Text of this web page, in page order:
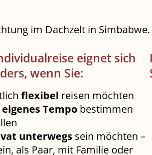
im Dachzelt in Simbabwe.
eignet sich
wenn Sie:
flexibel reisen möchten
eigenes Tempo bestimmen
unterwegs sein möchten –
als Paar, mit Familie oder